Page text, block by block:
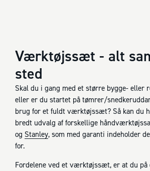
Værktøjssæt - alt
sted
Skal du i gang med et større bygge- eller
eller er du startet på tømrer/
brug for et fuldt værktøjssæt? Så kan du
bredt udvalg af forskellige
og Stanley, som med garanti indeholder
for.
Fordelene ved et værktøjssæt, er at du på